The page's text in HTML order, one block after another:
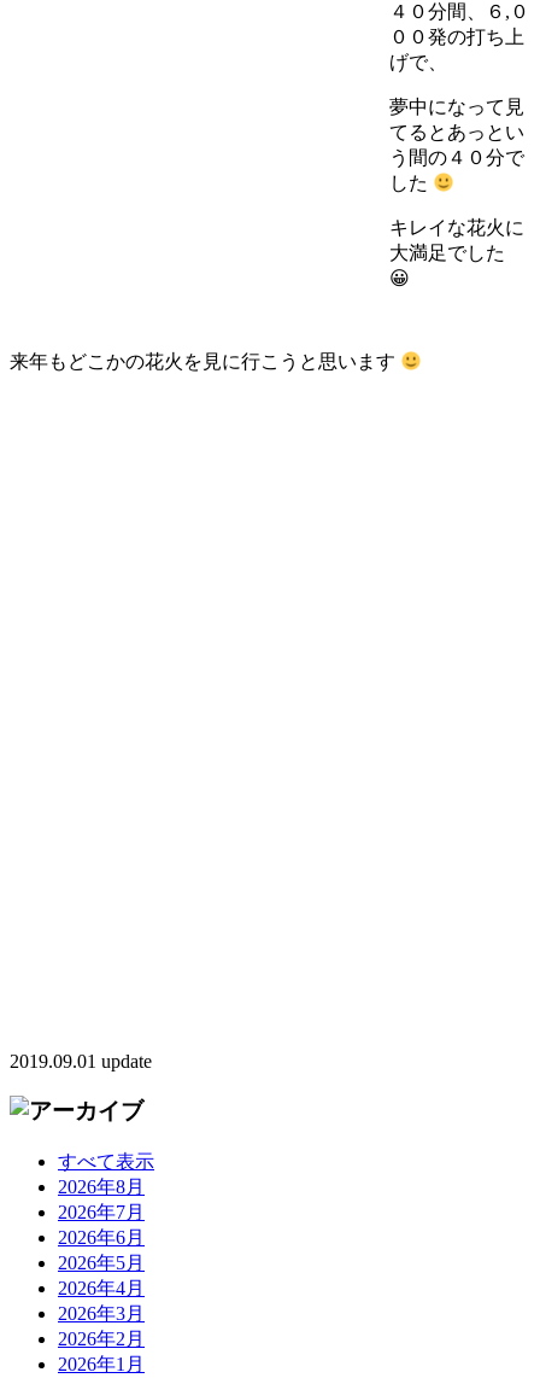
４０分間、６,０
００発の打ち上
げで、
夢中になって見
てるとあっとい
う間の４０分で
した
キレイな花火に
大満足でした
😀
来年もどこかの花火を見に行こうと思います
2019.09.01 update
すべて表示
2026年8月
2026年7月
2026年6月
2026年5月
2026年4月
2026年3月
2026年2月
2026年1月